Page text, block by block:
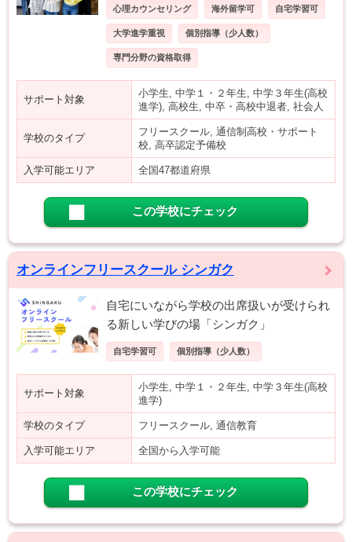
心理カウンセリング 海外留学可 自宅学習可
大学進学重視 個別指導（少人数）
専門分野の資格取得
サポート対象
小学生, 中学１・２年生, 中学３年生(高校
進学), 高校生, 中卒・高校中退者, 社会人
学校のタイプ
フリースクール, 通信制高校・サポート
校, 高卒認定予備校
入学可能エリア 全国47都道府県
この学校にチェック
オンラインフリースクール シンガク
自宅にいながら学校の出席扱いが受けられ
る新しい学びの場「シンガク」
自宅学習可 個別指導（少人数）
サポート対象
小学生, 中学１・２年生, 中学３年生(高校
進学)
学校のタイプ フリースクール, 通信教育
入学可能エリア 全国から入学可能
この学校にチェック